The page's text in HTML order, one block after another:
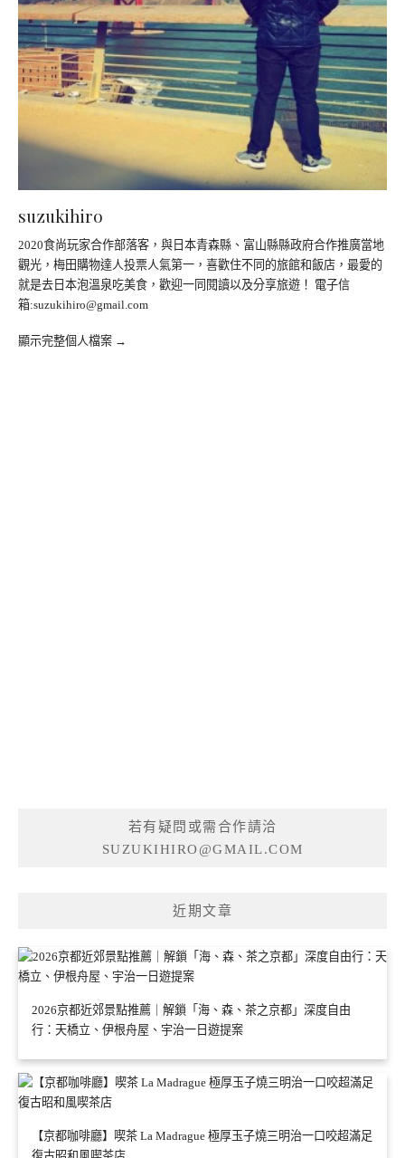
suzukihiro
2020食尚玩家合作部落客，與日本青森縣、富山縣縣政府合作推廣當地
觀光，梅田購物達人投票人氣第一，喜歡住不同的旅館和飯店，最愛的
就是去日本泡溫泉吃美食，歡迎一同閱讀以及分享旅遊！ 電子信
箱:suzukihiro@gmail.com
顯示完整個人檔案 →
若有疑問或需合作請洽
SUZUKIHIRO@GMAIL.COM
近期文章
2026京都近郊景點推薦｜解鎖「海、森、茶之京都」深度自由
行：天橋立、伊根舟屋、宇治一日遊提案
【京都咖啡廳】喫茶 La Madrague 極厚玉子燒三明治一口咬超滿足